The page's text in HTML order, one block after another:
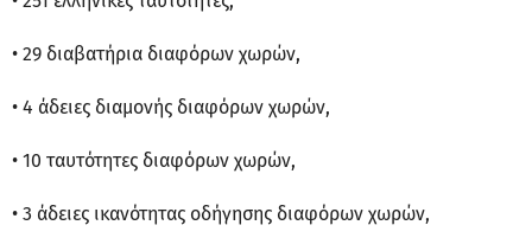
• 29 διαβατήρια διαφόρων χωρών,
• 4 άδειες διαμονής διαφόρων χωρών,
• 10 ταυτότητες διαφόρων χωρών,
• 3 άδειες ικανότητας οδήγησης διαφόρων χωρών,